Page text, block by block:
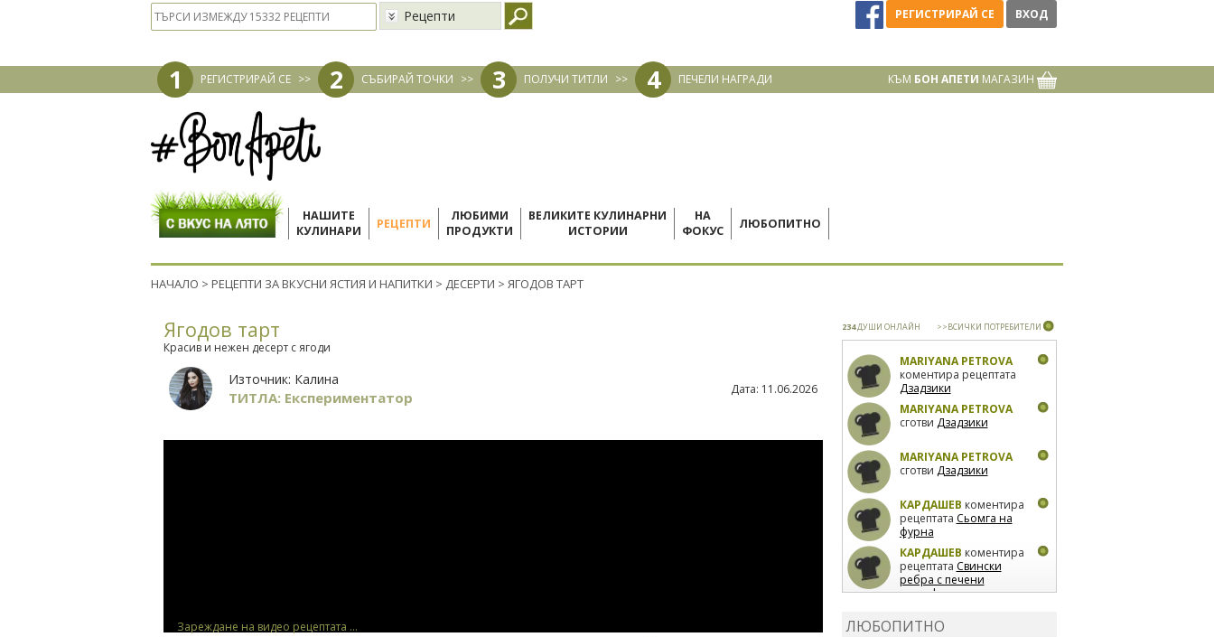
Рецепти РЕГИСТРИРАЙ СЕ ВХОД
1 РЕГИСТРИРАЙ СЕ >> 2 СЪБИРАЙ ТОЧКИ >> 3 ПОЛУЧИ ТИТЛИ >> 4 ПЕЧЕЛИ НАГРАДИ КЪМ БОН АПЕТИ МАГАЗИН
НАШИТЕ
КУЛИНАРИ
РЕЦЕПТИ
ЛЮБИМИ
ПРОДУКТИ
ВЕЛИКИТЕ КУЛИНАРНИ
ИСТОРИИ
НА
ФОКУС
ЛЮБОПИТНО
НАЧАЛО > РЕЦЕПТИ ЗА ВКУСНИ ЯСТИЯ И НАПИТКИ > ДЕСЕРТИ > ЯГОДОВ ТАРТ
Ягодов тарт
Красив и нежен десерт с ягоди
Източник: Калина
ТИТЛА: Експериментатор Дата: 11.06.2026
Зареждане на видео рецептата ...
234ДУШИ ОНЛАЙН >>ВСИЧКИ ПОТРЕБИТЕЛИ
MARIYANA PETROVA
коментира рецептата
Дзадзики
MARIYANA PETROVA
сготви Дзадзики
MARIYANA PETROVA
сготви Дзадзики
КАРДАШЕВ коментира
рецептата Сьомга на
фурна
КАРДАШЕВ коментира
рецептата Свински
ребра с печени
картофи
лимон
ЛЮБОПИТНО